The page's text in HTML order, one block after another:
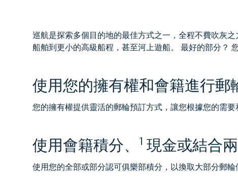
巡航是探索多個目的地的最佳方式之一，全程不費吹灰
船舶到更小的高級船程，甚至河上遊船。 最好的部分？
使用您的擁有權和會籍進行郵
您的擁有權提供靈活的郵輪預訂方式，讓您根據您的需要
使用會籍積分、 1 現金或結合
使用您的全部或部分認可俱樂部積分，以換取大部分郵